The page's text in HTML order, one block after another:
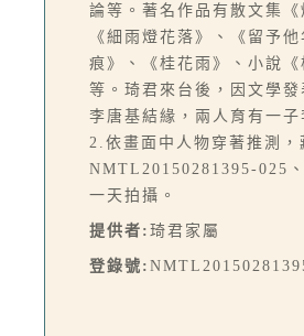
論等。著名作品有散文集《
《細雨燈花落》、《留予他
痕》、《桂花雨》、小說《
等。琦君來台後，因文學發
李唐基結緣，兩人育有一子
2.依畫面中人物穿著推測，
NMTL20150281395-025
一天拍攝。
提供者: 琦君家屬
登錄號: